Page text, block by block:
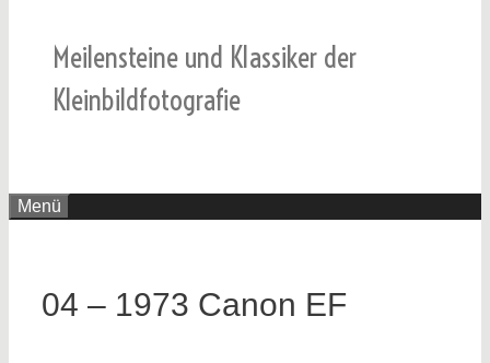
Meilensteine und Klassiker der
Kleinbildfotografie
Menü
04 – 1973 Canon EF